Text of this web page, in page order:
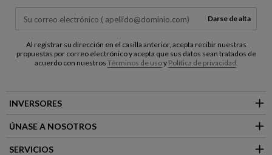
Darse de alta
Al registrar su dirección en el casilla anterior, acepta recibir nuestras
propuestas por correo electrónico y acepta que sus datos sean tratados de
acuerdo con nuestros Términos de usoy Política de privacidad
INVERSORES
ÚNASE A NOSOTROS
SERVICIOS